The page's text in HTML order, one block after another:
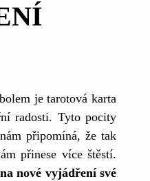
je tarotová karta
radosti. Tyto pocity
připomíná, že tak
přinese více štěstí.
nové vyjádření své